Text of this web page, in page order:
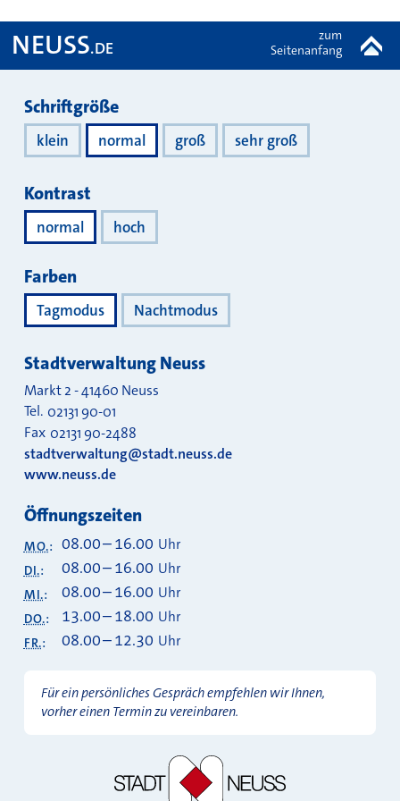
NEUSS.DE
zum
Seitenanfang
Darstellung
Schriftgröße
klein normal groß sehr groß
Kontrast
normal hoch
Farben
Tagmodus Nachtmodus
Stadtverwaltung Neuss
Markt 2-41460 Neuss
Tel. 02131 90-01
Fax 02131 90-2488
stadtverwaltung@stadt.neuss.de
www.neuss.de
Öffnungszeiten
MO.: 08.00–16.00 Uhr
DI.: 08.00–16.00 Uhr
MI.: 08.00–16.00 Uhr
DO.: 13.00–18.00 Uhr
FR.: 08.00–12.30 Uhr
Für ein persönliches Gespräch empfehlen wir Ihnen,
vorher einen Termin zu vereinbaren.